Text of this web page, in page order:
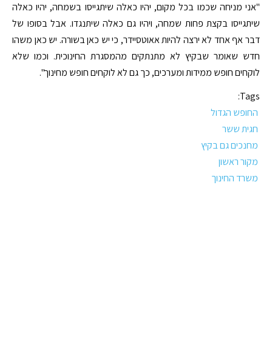
"אני מניחה שכמו בכל מקום, יהיו כאלה שיתגייסו בשמחה, יהיו כאלה
שיתגייסו בקצת פחות שמחה, ויהיו גם כאלה שיתנגדו. אבל בסופו של
דבר אף אחד לא ירצה להיות אאוטסיידר, כי יש כאן בשורה. יש כאן משהו
חדש שאומר שבקיץ לא מתנתקים מהמסגרת החינוכית. וכמו שלא
לוקחים חופש ממידות ומערכים, כך גם לא לוקחים חופש מחינוך".
Tags:
החופש הגדול
חגית ששר
מחנכים גם בקיץ
מקור ראשון
משרד החינוך